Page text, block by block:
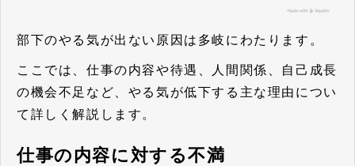
部下のやる気が出ない原因は多岐にわたります。
ここでは、仕事の内容や待遇、人間関係、自己成長
の機会不足など、やる気が低下する主な理由につい
て詳しく解説します。
仕事の内容に対する不満